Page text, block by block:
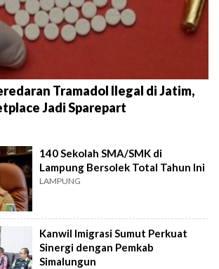
Tramadol Ilegal di Jatim,
Jadi Sparepart
140 Sekolah SMA/SMK di
Lampung Bersolek Total Tahun Ini
LAMPUNG
Kanwil Imigrasi Sumut Perkuat
Sinergi dengan Pemkab
Simalungun